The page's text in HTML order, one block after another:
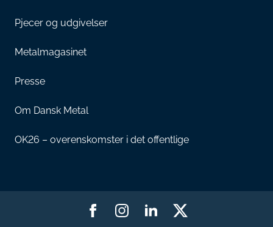
Pjecer og udgivelser
Metalmagasinet
Presse
Om Dansk Metal
OK26 – overenskomster i det offentlige